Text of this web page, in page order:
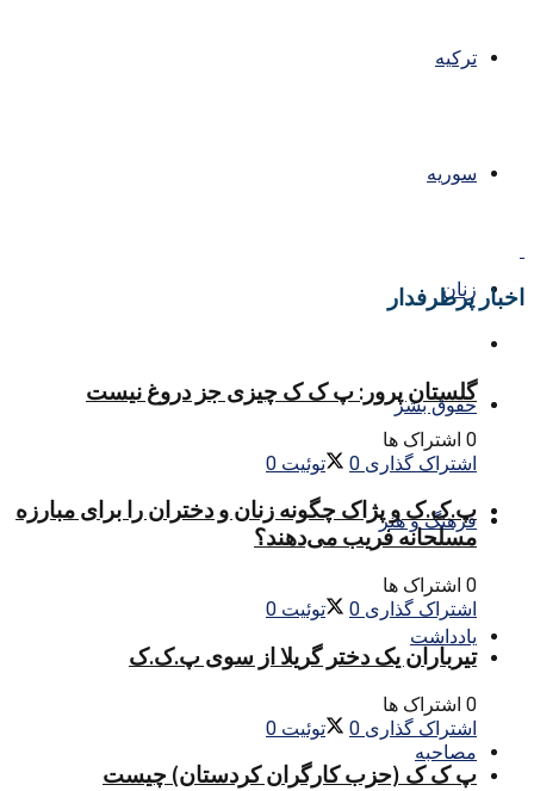
ترکیه
سوریه
زنان
حقوق بشر
فرهنگ و هنر
یادداشت
مصاحبه
اخبار پرطرفدار
گلستان پرور: پ ک ک چیزی جز دروغ نیست
0 اشتراک ها
اشتراک گذاری 0 توئیت 0
پ.ک.ک و پژاک چگونه زنان و دختران را برای مبارزه
مسلحانه فریب می‌دهند؟
0 اشتراک ها
اشتراک گذاری 0 توئیت 0
تیرباران یک دختر گریلا از سوی پ.ک.ک
0 اشتراک ها
اشتراک گذاری 0 توئیت 0
پ ک ک (حزب کارگران کردستان) چیست